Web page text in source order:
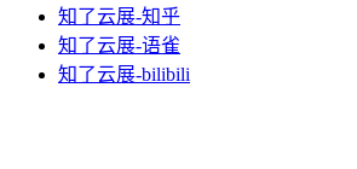
知了云展-知乎
知了云展-语雀
知了云展-bilibili